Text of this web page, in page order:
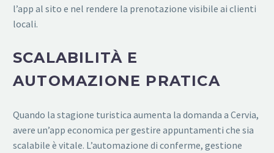
l’app al sito e nel rendere la prenotazione visibile ai clienti
locali.
SCALABILITÀ E
AUTOMAZIONE PRATICA
Quando la stagione turistica aumenta la domanda a Cervia,
avere un’app economica per gestire appuntamenti che sia
scalabile è vitale. L’automazione di conferme, gestione